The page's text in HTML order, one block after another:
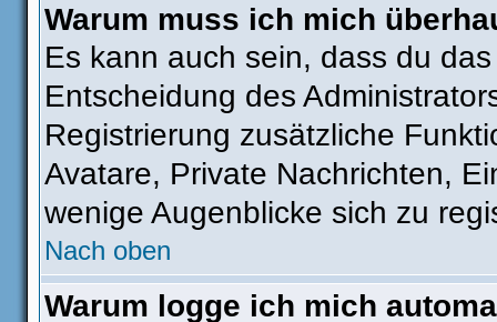
Warum muss ich mich
Es kann auch sein, dass du
Entscheidung des
Registrierung zusätzliche
Avatare, Private Nachrichten,
wenige Augenblicke sich zu
Nach oben
Warum logge ich mich